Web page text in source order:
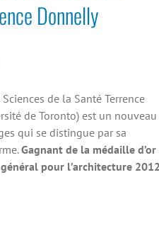
Donnelly
de la Santé Terrence
de Toronto) est un nouveau
qui se distingue par sa
Gagnant de la médaille d’or
pour l’architecture